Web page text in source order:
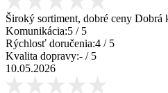
Široký sortiment, dobré ceny Dobrá
Komunikácia:5 / 5
Rýchlosť doručenia:4 / 5
Kvalita dopravy:- / 5
10.05.2026